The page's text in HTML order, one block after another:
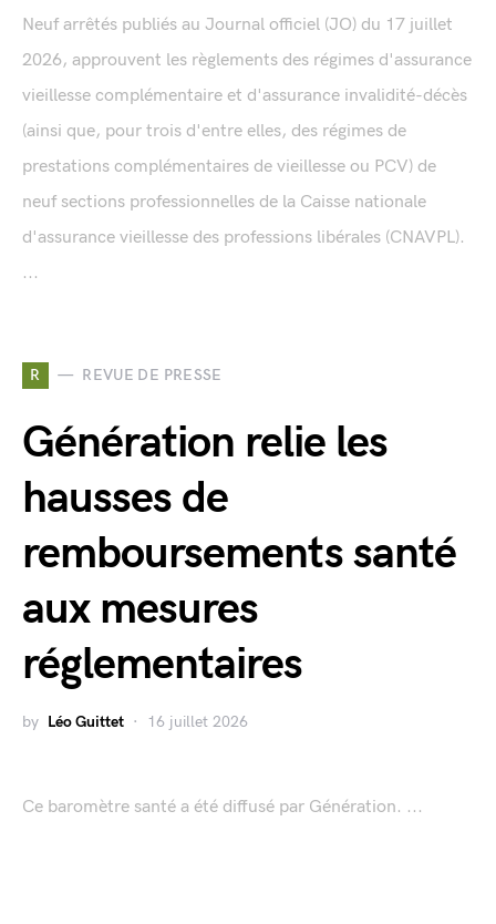
Neuf arrêtés publiés au Journal officiel (JO) du 17 juillet
2026, approuvent les règlements des régimes d'assurance
vieillesse complémentaire et d'assurance invalidité-décès
(ainsi que, pour trois d'entre elles, des régimes de
prestations complémentaires de vieillesse ou PCV) de
neuf sections professionnelles de la Caisse nationale
d'assurance vieillesse des professions libérales (CNAVPL).
...
R REVUE DE PRESSE
Génération relie les
hausses de
remboursements santé
aux mesures
réglementaires
by Léo Guittet 16 juillet 2026
Ce baromètre santé a été diffusé par Génération. ...